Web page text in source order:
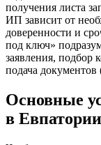
получения листа
ИП зависит от
доверенности и
под ключ»
заявления,
подача
Основные
в Евпатории